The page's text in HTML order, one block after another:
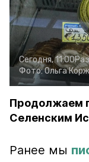
Сегодня, 11:00
Фото:Ольга
Продолжаем
Селенским
Ранее мы